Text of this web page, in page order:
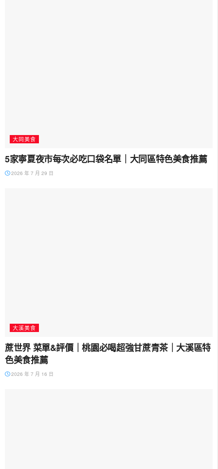
大同美食
5家寧夏夜市每次必吃口袋名單｜大同區特色美食推薦
2026 年 7 月 29 日
大溪美食
蔗世界 菜單&評價｜桃園必喝超強甘蔗青茶｜大溪區特
色美食推薦
2026 年 7 月 16 日